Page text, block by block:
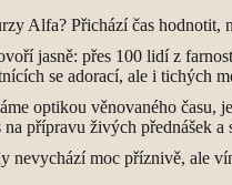
Alfa? Přichází čas hodnotit,
jasně: přes 100 lidí z
se adorací, ale i tichých
optikou věnovaného času,
přípravu živých přednášek a
nevychází moc příznivě, ale